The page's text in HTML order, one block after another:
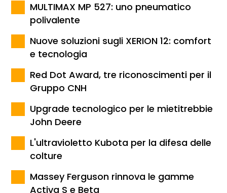
MULTIMAX MP 527: uno pneumatico
polivalente
Nuove soluzioni sugli XERION 12: comfort
e tecnologia
Red Dot Award, tre riconoscimenti per il
Gruppo CNH
Upgrade tecnologico per le mietitrebbie
John Deere
L'ultravioletto Kubota per la difesa delle
colture
Massey Ferguson rinnova le gamme
Activa S e Beta